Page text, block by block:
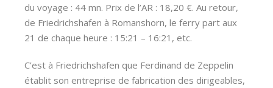
du voyage : 44 mn. Prix de l’AR : 18,20 €. Au retour,
de Friedrichshafen à Romanshorn, le ferry part aux
21 de chaque heure : 15:21 – 16:21, etc.
C’est à Friedrichshafen que Ferdinand de Zeppelin
établit son entreprise de fabrication des dirigeables,